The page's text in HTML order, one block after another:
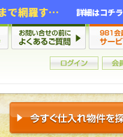
2年連続増加・15年ぶりの大チャンス到来！初心者からプロまで網羅する「競売不動産・超実践投資セミナー」♦神奈川県 横浜 in 神奈川 詳細はコチラ